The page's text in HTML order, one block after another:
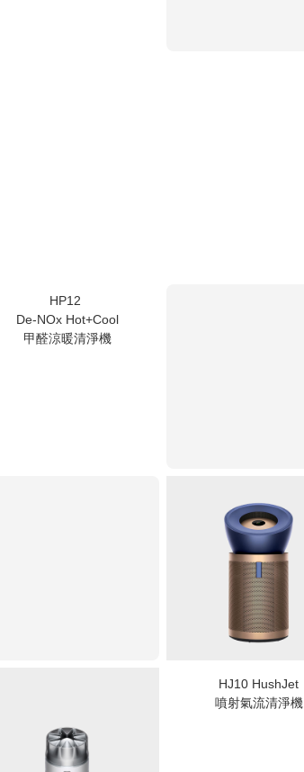
HP12
De-NOx Hot+Cool
甲醛涼暖清淨機
HJ10 HushJet
噴射氣流清淨機